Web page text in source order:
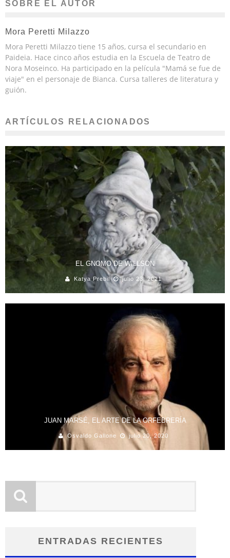
SOBRE EL AUTOR
Mora Peretti Milazzo
Mora Peretti Milazzo tiene 15 años, cursa el secundario en
Paideia. Hace cinco años estudia en la Escuela de Teatro de
Nora Moseinco. Ha participado en la película "Mamá se fue de
viaje" en el personaje de Bianca. Cursa talleres de literatura y
guión.
ARTÍCULOS RELACIONADOS
EL GNOMO DE WILLSON
Katya Prebil julio 23, 2021
JUAN MARSÉ, EL ARTE DE LA ORFEBRERÍA
Osvaldo Gallone julio 20, 2020
ENTRADAS RECIENTES